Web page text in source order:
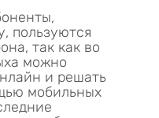
пользуются
так как во
можно
и решать
мобильных